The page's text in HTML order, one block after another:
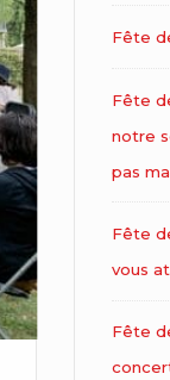
Fête
Fête
notre
pas
Fête
vous
Fête